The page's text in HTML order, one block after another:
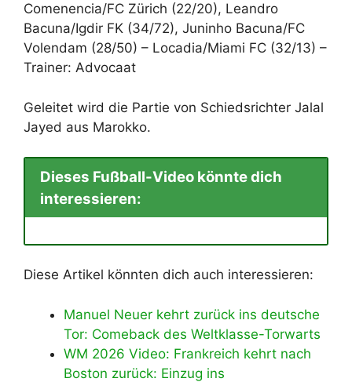
Comenencia/FC Zürich (22/20), Leandro
Bacuna/Igdir FK (34/72), Juninho Bacuna/FC
Volendam (28/50) – Locadia/Miami FC (32/13) –
Trainer: Advocaat
Geleitet wird die Partie von Schiedsrichter Jalal
Jayed aus Marokko.
Dieses Fußball-Video könnte dich
interessieren:
Diese Artikel könnten dich auch interessieren:
Manuel Neuer kehrt zurück ins deutsche
Tor: Comeback des Weltklasse-Torwarts
WM 2026 Video: Frankreich kehrt nach
Boston zurück: Einzug ins